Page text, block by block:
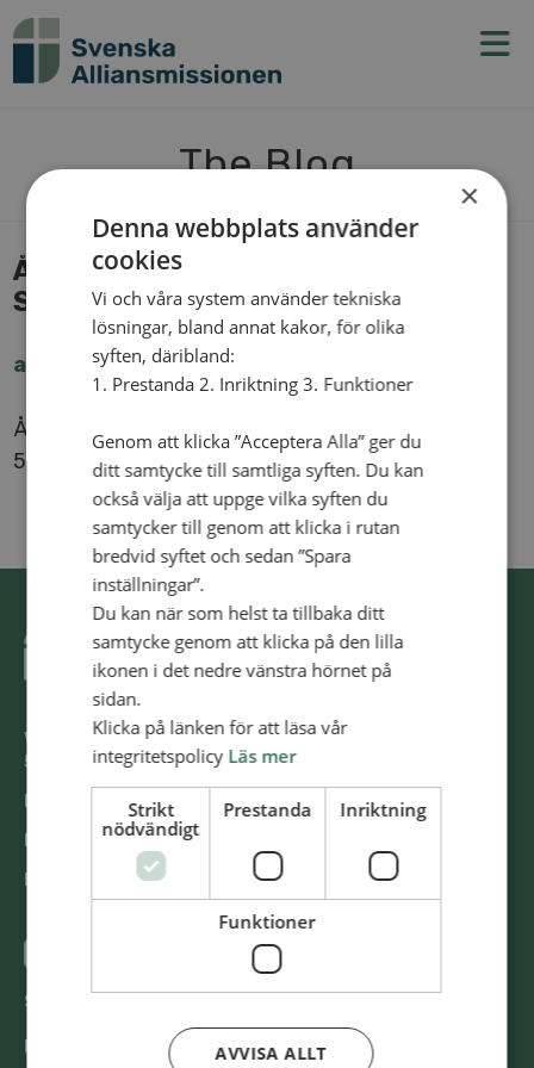
The Blog
Åker­byg­dens Al­li­ans­för­sam­ling,
Skil­ling­a­ryd
akerafs.​se
Åker Solsäter
56892 SKIL­LING­A­RYD
Västra Storgatan 14
553 15 Jönköping
E-post: info@​alliansmissionen.​se
Fler kon­takt­upp­gif­ter >
Report ir­re­gu­la­ri­ti­es / Rap­por­te­ra oe­gent­lig­he­ter >
Swish
×
Denna webbplats använder
cookies
Vi och våra system använder tekniska
lösningar, bland annat kakor, för olika
syften, däribland:
1. Prestanda 2. Inriktning 3. Funktioner
Genom att klicka ”Acceptera Alla” ger du
ditt samtycke till samtliga syften. Du kan
också välja att uppge vilka syften du
samtycker till genom att klicka i rutan
bredvid syftet och sedan ”Spara
inställningar”.
Du kan när som helst ta tillbaka ditt
samtycke genom att klicka på den lilla
ikonen i det nedre vänstra hörnet på
sidan.
Klicka på länken för att läsa vår
integritetspolicy Läs mer
Strikt
nödvändigt
Prestanda Inriktning
Funktioner
AVVISA ALLT